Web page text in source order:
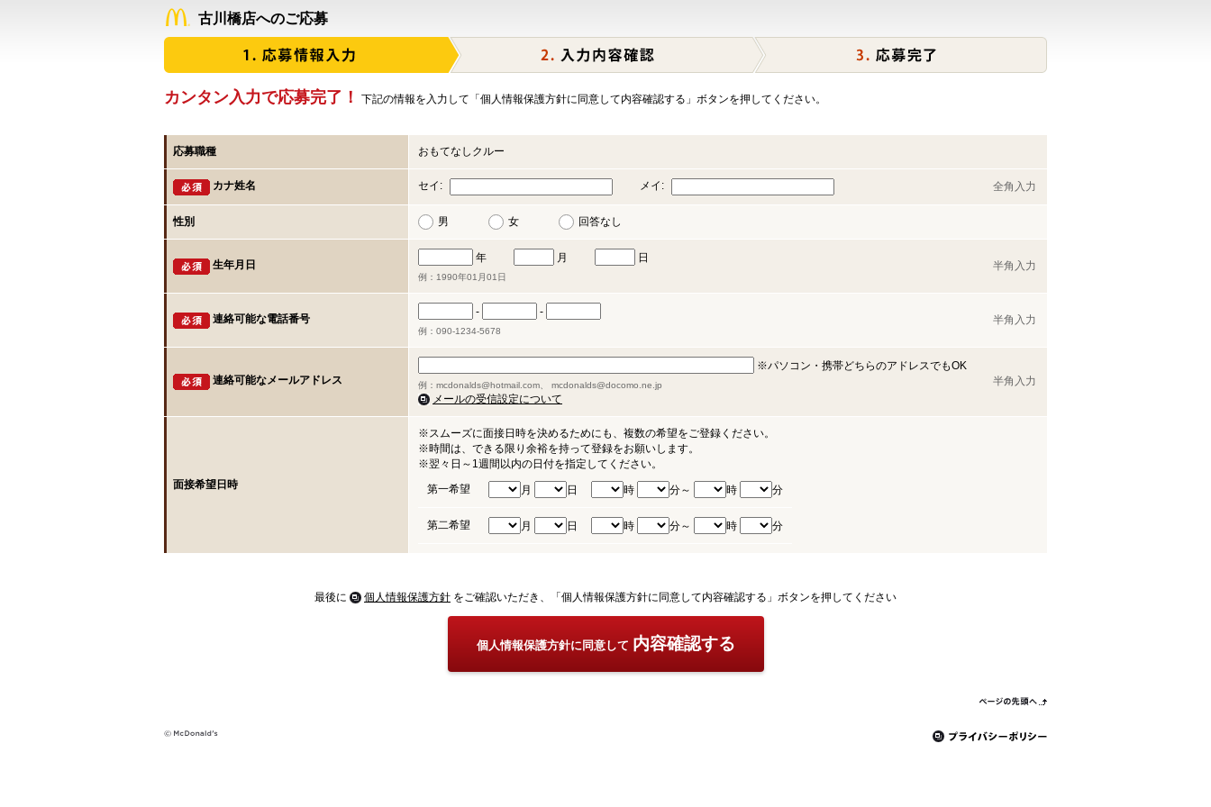
古川橋店へのご応募
カンタン入力で応募完了！ 下記の情報を入力して「個人情報保護方針に同意して内容確認する」ボタンを押してください。
応募職種 おもてなしクルー
カナ姓名 セイ: メイ: 全角入力
性別 男 女 回答なし
生年月日
年 月 日
例：1990年01月01日
半角入力
連絡可能な電話番号
- -
例：090-1234-5678
半角入力
連絡可能なメールアドレス
※パソコン・携帯どちらのアドレスでもOK
例：mcdonalds@hotmail.com、 mcdonalds@docomo.ne.jp
メールの受信設定について
半角入力
面接希望日時
※スムーズに面接日時を決めるためにも、複数の希望をご登録ください。
※時間は、できる限り余裕を持って登録をお願いします。
※翌々日～1週間以内の日付を指定してください。
第一希望
月 日 時 分～ 時 分
第二希望 月 日 時 分～ 時 分
最後に 個人情報保護方針 をご確認いただき、「個人情報保護方針に同意して内容確認する」ボタンを押してください
個人情報保護方針に同意して 内容確認する